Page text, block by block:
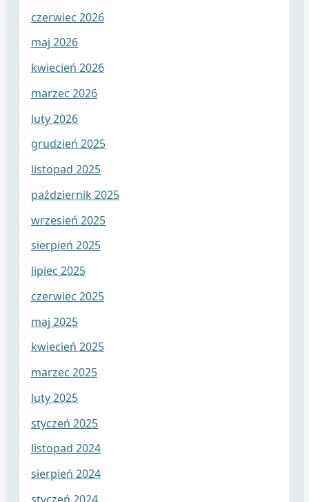
czerwiec 2026
maj 2026
kwiecień 2026
marzec 2026
luty 2026
grudzień 2025
listopad 2025
październik 2025
wrzesień 2025
sierpień 2025
lipiec 2025
czerwiec 2025
maj 2025
kwiecień 2025
marzec 2025
luty 2025
styczeń 2025
listopad 2024
sierpień 2024